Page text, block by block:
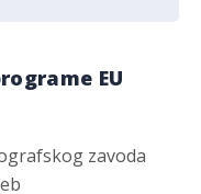
EU
zavoda